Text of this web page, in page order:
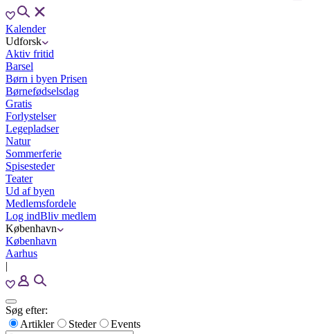
Kalender
Udforsk
Aktiv fritid
Barsel
Børn i byen Prisen
Børnefødselsdag
Gratis
Forlystelser
Legepladser
Natur
Sommerferie
Spisesteder
Teater
Ud af byen
Medlemsfordele
Log indBliv medlem
København
København
Aarhus
|
Søg efter:
Artikler
Steder Events